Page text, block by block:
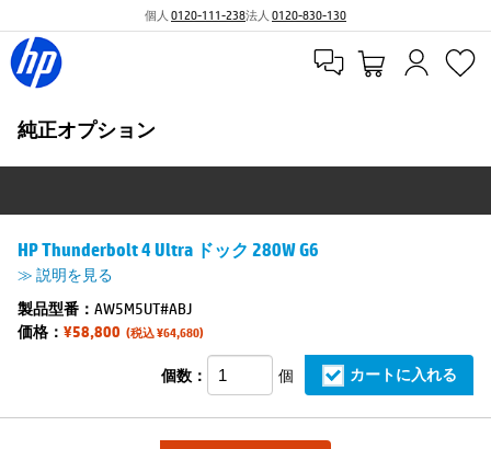
個人 0120-111-238法人 0120-830-130
純正オプション
HP Thunderbolt 4 Ultra ドック 280W G6
≫ 説明を見る
製品型番： AW5M5UT#ABJ
価格： ¥58,800 (税込 ¥64,680)
個数： 個 カートに入れる